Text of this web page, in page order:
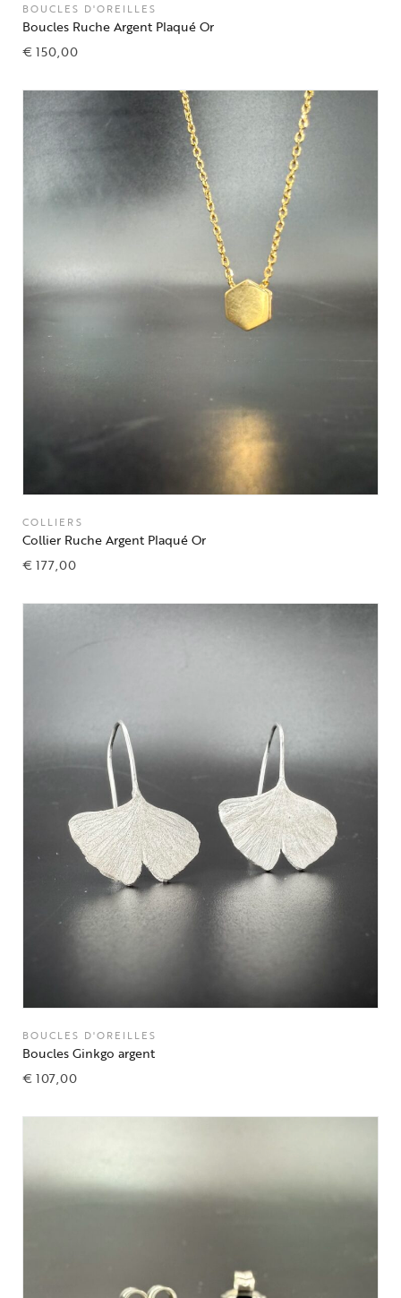
BOUCLES D'OREILLES
Boucles Ruche Argent Plaqué Or
€150,00
COLLIERS
Collier Ruche Argent Plaqué Or
€177,00
BOUCLES D'OREILLES
Boucles Ginkgo argent
€107,00